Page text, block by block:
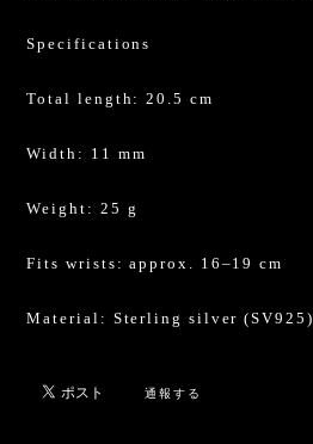
Specifications
Total length: 20.5 cm
Width: 11 mm
Weight: 25 g
Fits wrists: approx. 16–19 cm
Material: Sterling silver (SV925)
通報する